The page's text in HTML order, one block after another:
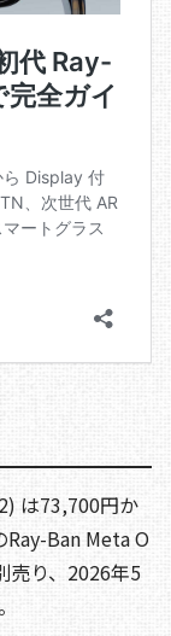
は73,700円か
Ban Meta O
売り、2026年5